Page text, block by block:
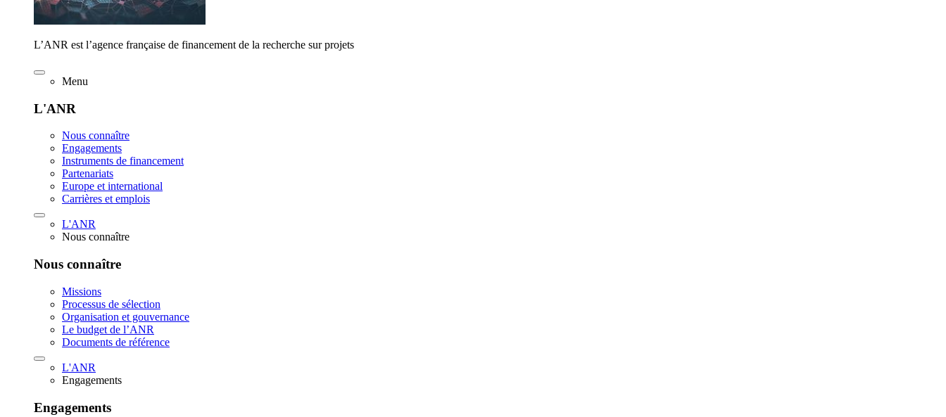
L’ANR est l’agence française de financement de la recherche sur projets
Menu
L'ANR
Nous connaître
Engagements
Instruments de financement
Partenariats
Europe et international
Carrières et emplois
L'ANR
Nous connaître
Nous connaître
Missions
Processus de sélection
Organisation et gouvernance
Le budget de l’ANR
Documents de référence
L'ANR
Engagements
Engagements